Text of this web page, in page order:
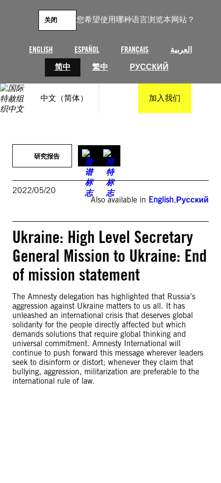
您希望使用哪种语言浏览本网站？
ENGLISH ESPAÑOL FRANÇAIS
العربية
简中
繁中 РУССКИЙ
关闭
中文（简体） 加入我们
研究报告
2022/05/20
Also available in English,Русский
Ukraine: High Level Secretary
General Mission to Ukraine: End
of mission statement
The Amnesty delegation has highlighted that Russia’s
aggression against Ukraine matters to us all. It has
unleashed an international crisis that deserves global
solidarity for the people directly affected but which
demands solutions that require global thinking and
universal commitment. Amnesty International will
continue to push forward this message wherever leaders
seek to disinform or distort; whenever they claim that
bullying, aggression, militarization are preferable to the
international rule of law.